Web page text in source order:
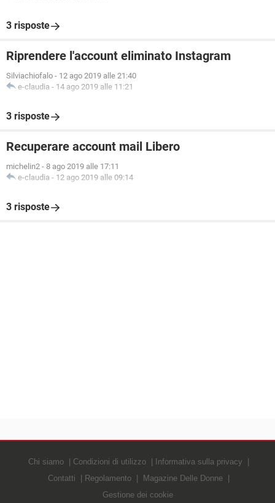
3 risposte
Riprendere l'account eliminato Instagram
Silviachiofalo - 12 ago 2019 alle 21:40
e-claudia - 14 ago 2019 alle 11:21
3 risposte
Recuperare account mail Libero
michelin2 - 8 ago 2019 alle 17:11
e-claudia - 12 ago 2019 alle 09:14
3 risposte
Chi siamo Condizioni di utilizzo
Informativa sulla privacy
Contatti
Regolamento
Magazine Delle Donne
Gestione dei cookie